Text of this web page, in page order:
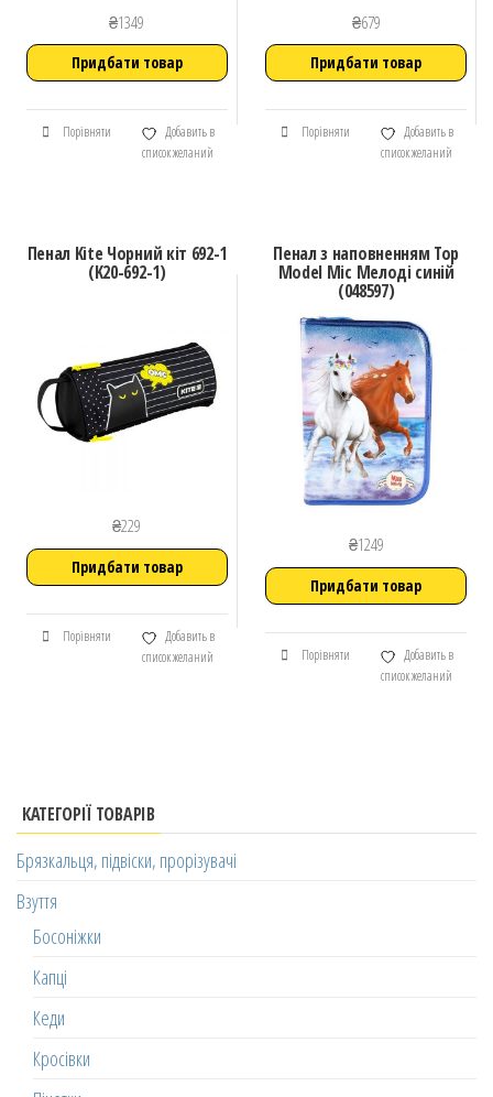
₴1349
Придбати товар
Порівняти
Добавить в
список желаний
₴679
Придбати товар
Порівняти
Добавить в
список желаний
Пенал Kite Чорний кіт 692-1
(K20-692-1)
₴229
Придбати товар
Порівняти
Добавить в
список желаний
Пенал з наповненням Top
Model Міс Мелоді синій
(048597)
₴1249
Придбати товар
Порівняти
Добавить в
список желаний
КАТЕГОРІЇ ТОВАРІВ
Брязкальця, підвіски, прорізувачі
Взуття
Босоніжки
Капці
Кеди
Кросівки